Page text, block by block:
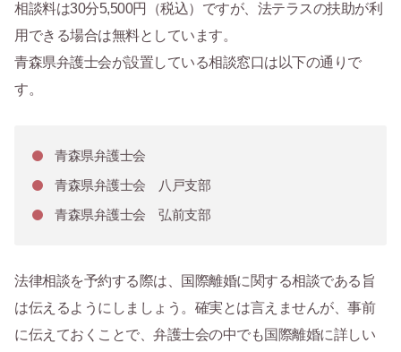
相談料は30分5,500円（税込）ですが、法テラスの扶助が利
用できる場合は無料としています。
青森県弁護士会が設置している相談窓口は以下の通りで
す。
青森県弁護士会
青森県弁護士会 八戸支部
青森県弁護士会 弘前支部
法律相談を予約する際は、国際離婚に関する相談である旨
は伝えるようにしましょう。確実とは言えませんが、事前
に伝えておくことで、弁護士会の中でも国際離婚に詳しい